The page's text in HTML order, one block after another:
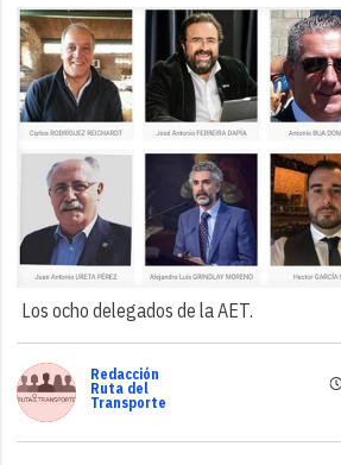
Los ocho delegados de la AET.
Redacción
Ruta del
Transporte